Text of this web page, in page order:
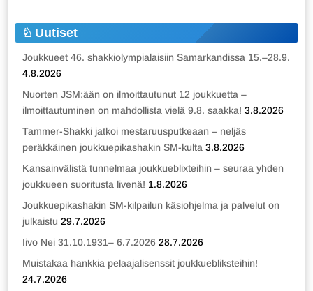
Uutiset
Joukkueet 46. shakkiolympialaisiin Samarkandissa 15.–28.9.
4.8.2026
Nuorten JSM:ään on ilmoittautunut 12 joukkuetta –
ilmoittautuminen on mahdollista vielä 9.8. saakka! 3.8.2026
Tammer-Shakki jatkoi mestaruusputkeaan – neljäs
peräkkäinen joukkuepikashakin SM-kulta 3.8.2026
Kansainvälistä tunnelmaa joukkueblixteihin – seuraa yhden
joukkueen suoritusta livenä! 1.8.2026
Joukkuepikashakin SM-kilpailun käsiohjelma ja palvelut on
julkaistu 29.7.2026
Iivo Nei 31.10.1931– 6.7.2026 28.7.2026
Muistakaa hankkia pelaajalisenssit joukkuebliksteihin!
24.7.2026